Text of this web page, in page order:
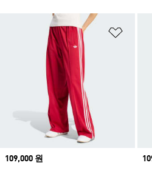
위시
Price
109,000 원